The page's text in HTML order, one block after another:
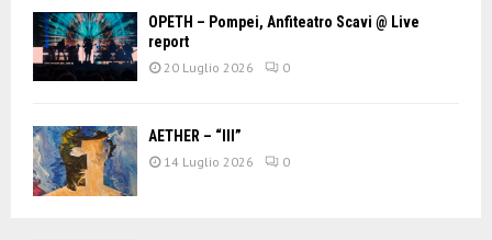
OPETH – Pompei, Anfiteatro Scavi @ Live
report
20 Luglio 2026 0
AETHER – “III”
14 Luglio 2026 0